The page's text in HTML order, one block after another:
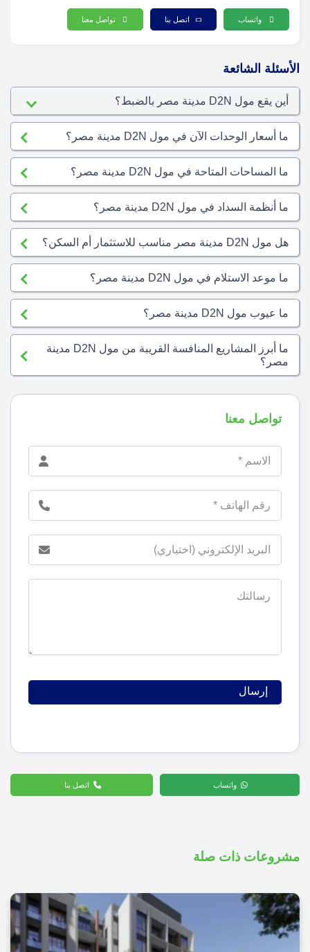
واتساب اتصل بنا تواصل معنا
الأسئلة الشائعة
أين يقع مول D2N مدينة مصر بالضبط؟
ما أسعار الوحدات الآن في مول D2N مدينة مصر؟
ما المساحات المتاحة في مول D2N مدينة مصر؟
ما أنظمة السداد في مول D2N مدينة مصر؟
هل مول D2N مدينة مصر مناسب للاستثمار أم السكن؟
ما موعد الاستلام في مول D2N مدينة مصر؟
ما عيوب مول D2N مدينة مصر؟
ما أبرز المشاريع المنافسة القريبة من مول D2N مدينة
مصر؟
تواصل معنا
واتساب اتصل بنا
مشروعات ذات صلة